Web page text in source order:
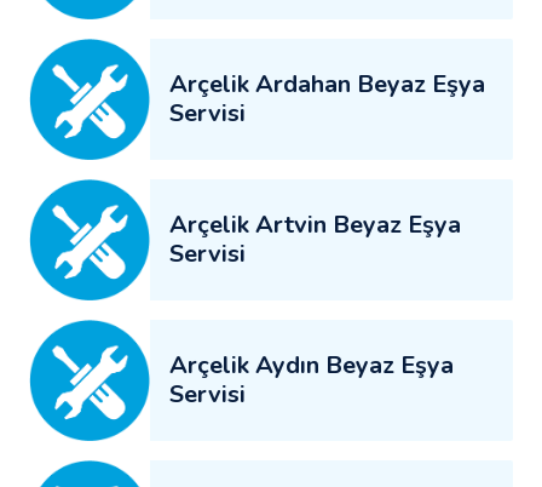
Arçelik Ardahan Beyaz Eşya
Servisi
Arçelik Artvin Beyaz Eşya
Servisi
Arçelik Aydın Beyaz Eşya
Servisi